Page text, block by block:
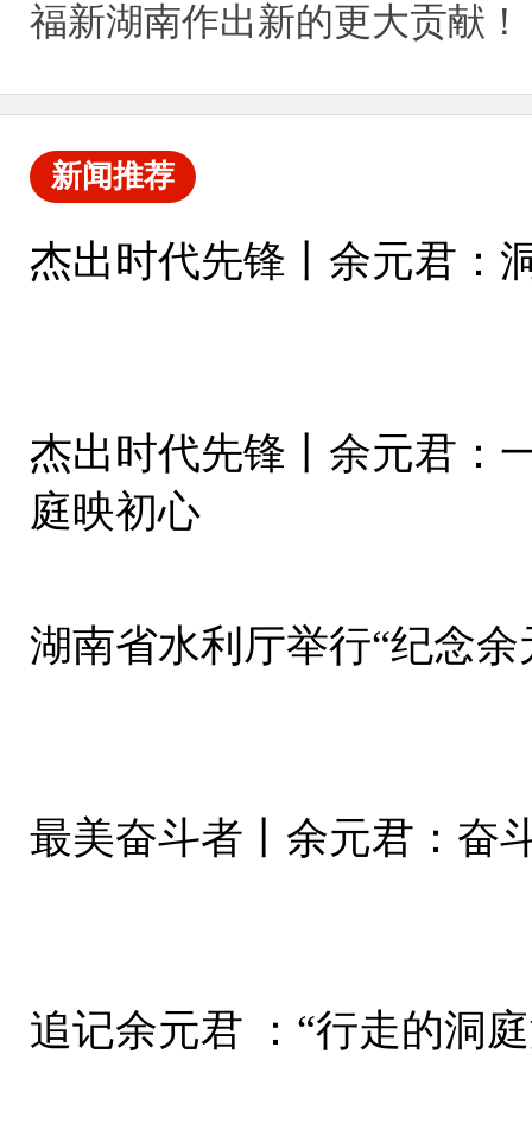
福新湖南作出新的更大贡献！
新闻推荐
杰出时代先锋丨余元君：
杰出时代先锋丨余元君：
庭映初心
最美奋斗者丨余元君：奋
追记余元君 ：“行走的洞